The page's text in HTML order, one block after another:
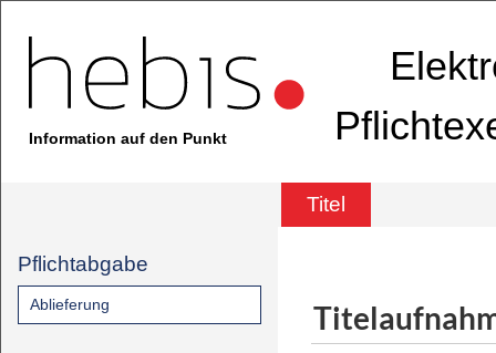
Information auf den Punkt
Titel
Pflichtabgabe
Ablieferung